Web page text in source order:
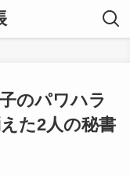
のパワハラ
た2人の秘書